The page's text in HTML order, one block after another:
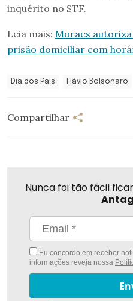
inquérito no STF.
Leia mais: Moraes
prisão domiciliar com
Dia dos Pais Flávio Bolsonaro
Compartilhar
Nunca foi tão fácil
Eu concordo em receber
informações reveja nossa